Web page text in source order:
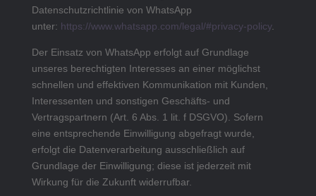
Datenschutzrichtlinie von WhatsApp
unter: https://www.whatsapp.com/legal/#privacy-policy.
Der Einsatz von WhatsApp erfolgt auf Grundlage
unseres berechtigten Interesses an einer möglichst
schnellen und effektiven Kommunikation mit Kunden,
Interessenten und sonstigen Geschäfts- und
Vertragspartnern (Art. 6 Abs. 1 lit. f DSGVO). Sofern
eine entsprechende Einwilligung abgefragt wurde,
erfolgt die Datenverarbeitung ausschließlich auf
Grundlage der Einwilligung; diese ist jederzeit mit
Wirkung für die Zukunft widerrufbar.